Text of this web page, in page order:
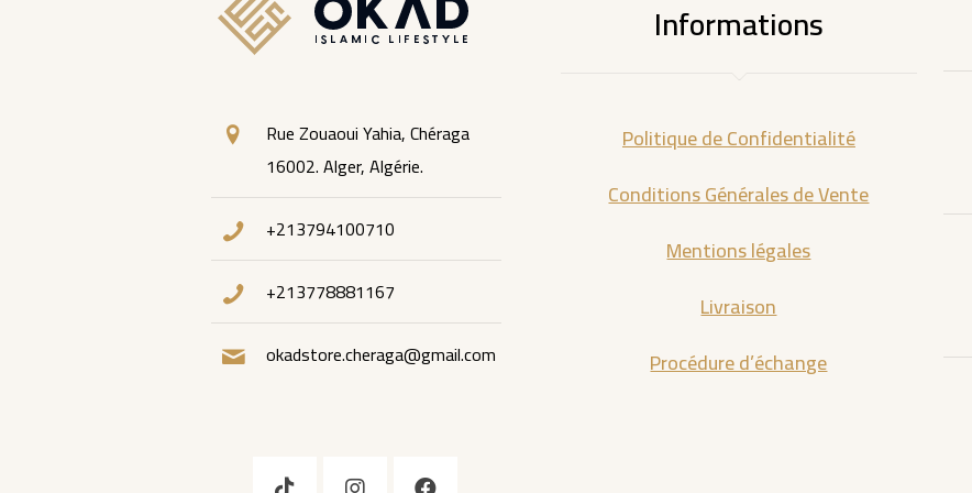
Rue Zouaoui Yahia, Chéraga
16002. Alger, Algérie.
+213794100710
+213778881167
okadstore.cheraga@gmail.com
Informations
Politique de Confidentialité
Conditions Générales de Vente
Mentions légales
Livraison
Procédure d’échange